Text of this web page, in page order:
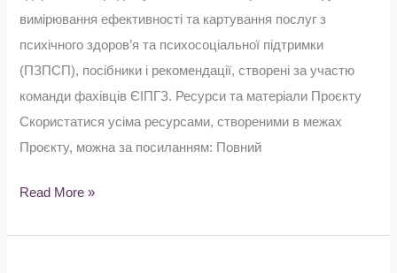
вимірювання ефективності та картування послуг з
психічного здоров’я та психосоціальної підтримки
(ПЗПСП), посібники і рекомендації, створені за участю
команди фахівців ЄІПГЗ. Ресурси та матеріали Проєкту
Скористатися усіма ресурсами, створеними в межах
Проєкту, можна за посиланням: Повний
Read More »